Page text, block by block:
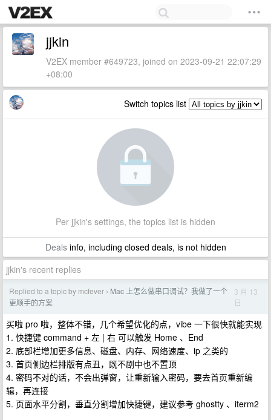
jjkin
V2EX member #649723, joined on 2023-09-21 22:07:29
+08:00
Switch topics list
Per jjkin's settings, the topics list is hidden
Dealsinfo, including closed deals, is not hidden
jjkin's recent replies
Replied to a topic by mcfever › Mac 上怎么做串口调试？我做了一个
更顺手的方案
3 月 13
日
买啦 pro 啦，整体不错，几个希望优化的点，vibe 一下很快就能实现
1. 快捷键 command + 左 | 右 可以触发 Home 、End
2. 底部栏增加更多信息、磁盘、内存、网络速度、ip 之类的
3. 首页侧边栏排版有点丑，既不剧中也不置顶
4. 密码不对的话，不会出弹窗，让重新输入密码，要去首页重新编
辑，再连接
5. 页面水平分割，垂直分割增加快捷键，建议参考 ghostty 、iterm2